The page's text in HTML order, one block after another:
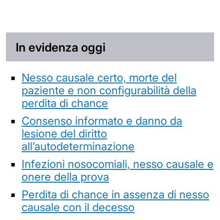
In evidenza oggi
Nesso causale certo, morte del
paziente e non configurabilità della
perdita di chance
Consenso informato e danno da
lesione del diritto
all’autodeterminazione
Infezioni nosocomiali, nesso causale e
onere della prova
Perdita di chance in assenza di nesso
causale con il decesso